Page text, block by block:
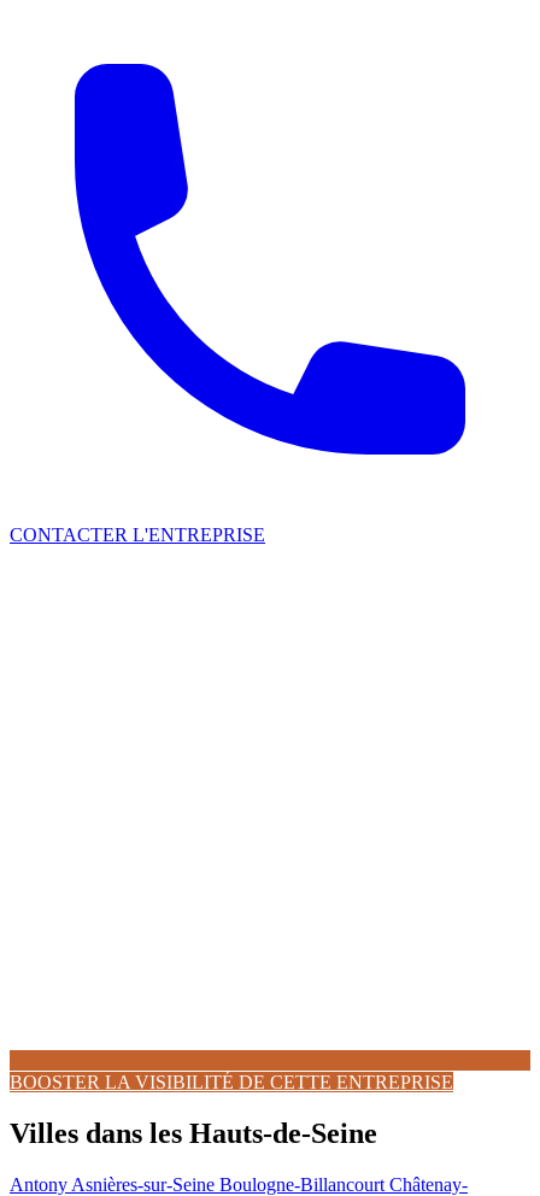
CONTACTER L'ENTREPRISE
BOOSTER LA VISIBILITÉ DE CETTE ENTREPRISE
Villes dans les Hauts-de-Seine
Antony Asnières-sur-Seine Boulogne-Billancourt Châtenay-